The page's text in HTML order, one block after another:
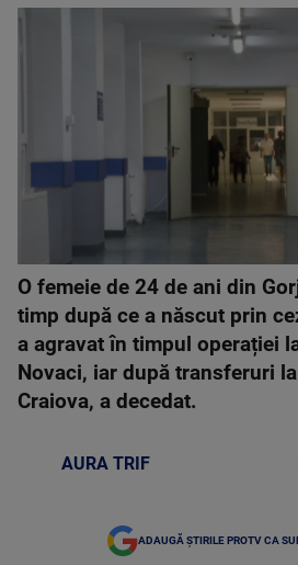
O femeie de 24 de ani din
timp după ce a născut prin
a agravat în timpul operației
Novaci, iar după transferuri
Craiova, a decedat.
AURA TRIF
ADAUGĂ ȘTIRILE PROTV CA